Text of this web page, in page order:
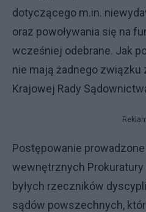
dotyczącego m.in.
oraz powoływania się na
wcześniej odebrane. Jak
nie mają żadnego
Krajowej Rady
Postępowanie
wewnętrznych
byłych rzeczników
sądów powszechnych,